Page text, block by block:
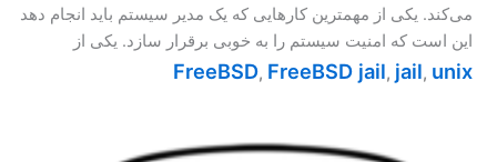
می‌کند. یکی از مهمترین کارهایی که یک مدیر سیستم باید انجام دهد
این است که امنیت سیستم را به خوبی برقرار سازد. یکی از
FreeBSD, FreeBSD jail, jail, unix